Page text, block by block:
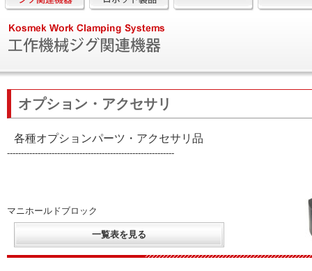
オプション・アクセサリ
各種オプションパーツ・アクセサリ品
------------------------------------------------------------
マニホールドブロック
一覧表を見る